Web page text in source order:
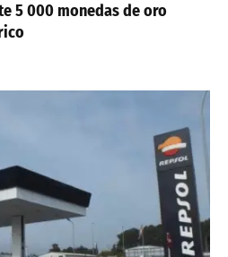
5 000 monedas de oro